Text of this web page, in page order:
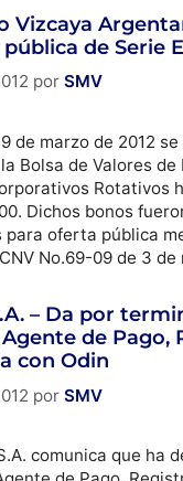
Vizcaya
pública de Serie
por SMV
de marzo de 2012
Bolsa de Valores de
Rotativos
Dichos bonos
para oferta pública
No.69-09 de 3 de
– Da por
de Pago,
con Odin
por SMV
comunica que ha